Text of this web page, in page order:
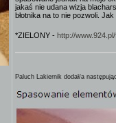
jakaś nie udana wizja
błotnika na to nie pozwoli.
*ZIELONY - http://
Paluch Lakiernik dodał/a